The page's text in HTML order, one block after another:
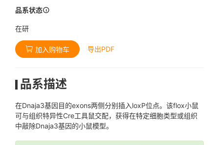
品系状态
在研
加入购物车 导出PDF
品系描述
在Dnaja3基因目的exons两侧分别插入loxP位点。该flox小鼠
可与组织特异性Cre工具鼠交配，获得在特定细胞类型或组织
中敲除Dnaja3基因的小鼠模型。